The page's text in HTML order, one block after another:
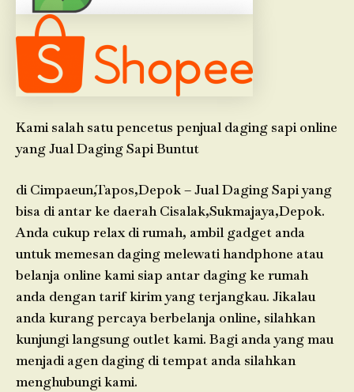
Kami salah satu pencetus penjual daging sapi online
yang Jual Daging Sapi Buntut
di Cimpaeun,Tapos,Depok – Jual Daging Sapi yang
bisa di antar ke daerah Cisalak,Sukmajaya,Depok.
Anda cukup relax di rumah, ambil gadget anda
untuk memesan daging melewati handphone atau
belanja online kami siap antar daging ke rumah
anda dengan tarif kirim yang terjangkau. Jikalau
anda kurang percaya berbelanja online, silahkan
kunjungi langsung outlet kami. Bagi anda yang mau
menjadi agen daging di tempat anda silahkan
menghubungi kami.